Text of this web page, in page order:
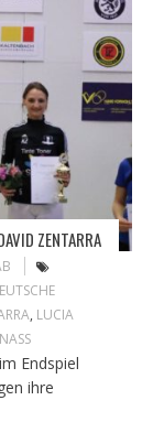
ZENTARRA
, LUCIA
Endspiel
ihre